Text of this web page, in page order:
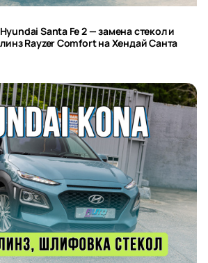
Santa Fe 2 — замена стекол и
Rayzer Comfort на Хендай Санта